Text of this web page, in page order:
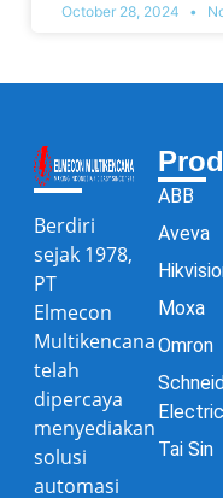
October 28, 2024
Berdiri
sejak 1978,
PT
Elmecon
Multikencana
telah
dipercaya
menyediakan
solusi
automasi
ABB
Aveva
Moxa
Omron
Electric
Tai Sin